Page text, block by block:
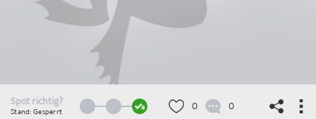
Spot richtig?
Stand: Gesperrt 0 0